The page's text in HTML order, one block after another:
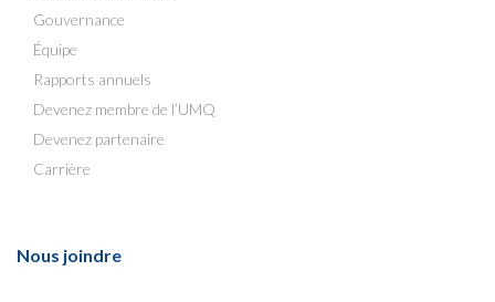
Gouvernance
Équipe
Rapports annuels
Devenez membre de l’UMQ
Devenez partenaire
Carrière
Nous joindre